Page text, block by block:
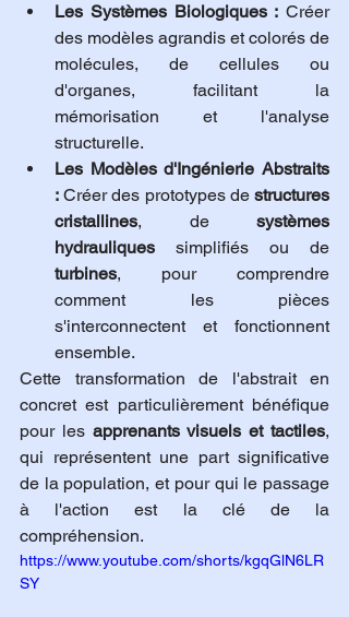
Les Systèmes Biologiques : Créer
des modèles agrandis et colorés de
molécules, de cellules ou
d'organes, facilitant la
mémorisation et l'analyse
structurelle.
Les Modèles d'Ingénierie Abstraits
: Créer des prototypes de structures
cristallines, de systèmes
hydrauliques
turbines, pour comprendre
comment les pièces
s'interconnectent et fonctionnent
ensemble.
Cette transformation de l'abstrait en
concret est particulièrement bénéfique
pour les apprenants visuels et tactiles,
qui représentent une part significative
de la population, et pour qui le passage
à l'action est la clé de la
compréhension.
https://www.youtube.com/shorts/kgqGlN6LR
SY